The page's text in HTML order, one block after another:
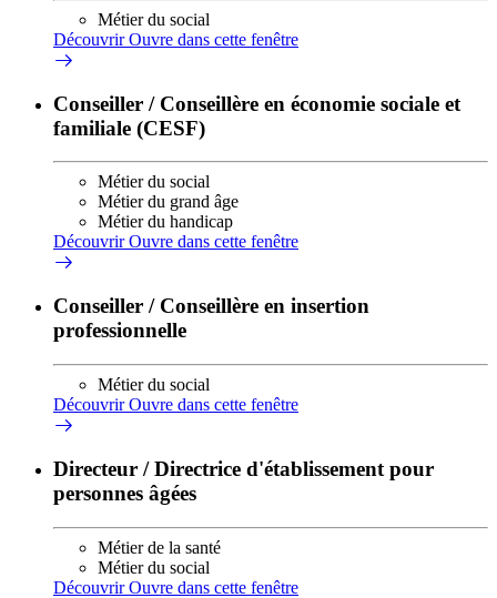
Métier du social
DécouvrirOuvre dans cette fenêtre
Conseiller / Conseillère en économie sociale et
familiale (CESF)
Métier du social
Métier du grand âge
Métier du handicap
DécouvrirOuvre dans cette fenêtre
Conseiller / Conseillère en insertion
professionnelle
Métier du social
DécouvrirOuvre dans cette fenêtre
Directeur / Directrice d'établissement pour
personnes âgées
Métier de la santé
Métier du social
DécouvrirOuvre dans cette fenêtre